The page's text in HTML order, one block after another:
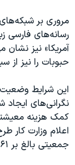
مروری بر
رسانه‌های فارسی
آمریکا» نیز
حبوبات را نیز
این شرایط وضعیت
نگرانی‌های ایجاد
کمک‌ هزینه
اعلام وزارت کار
جمعیتی بالغ بر ۶۱ میلیون نفر را شامل می‌شود.